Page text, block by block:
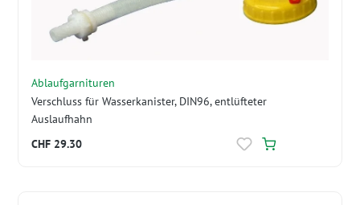
Ablaufgarnituren
Verschluss für Wasserkanister, DIN96, entlüfteter
Auslaufhahn
CHF 29.30